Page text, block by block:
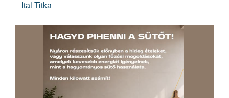
Ital Titka